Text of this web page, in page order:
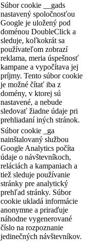
Súbor cookie __gads
nastavený spoločnosťou
Google je uložený pod
doménou DoubleClick a
sleduje, koľkokrát sa
používateľom zobrazí
reklama, meria úspešnosť
kampane a vypočítava jej
príjmy. Tento súbor cookie
je možné čítať iba z
domény, v ktorej sú
nastavené, a nebude
sledovať žiadne údaje pri
prehliadaní iných stránok.
Súbor cookie _ga
nainštalovaný službou
Google Analytics počíta
údaje o návštevníkoch,
reláciách a kampaniach a
tiež sleduje používanie
stránky pre analytický
prehľad stránky. Súbor
cookie ukladá informácie
anonymne a priraďuje
náhodne vygenerované
číslo na rozpoznanie
jedinečných návštevníkov.